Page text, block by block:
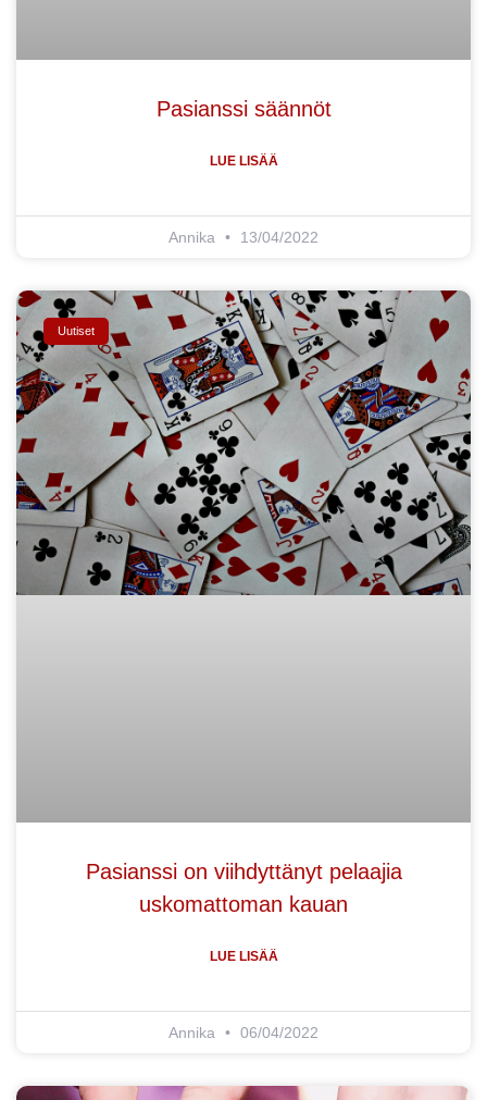
Pasianssi säännöt
LUE LISÄÄ
Annika 13/04/2022
Uutiset
Pasianssi on viihdyttänyt pelaajia
uskomattoman kauan
LUE LISÄÄ
Annika 06/04/2022